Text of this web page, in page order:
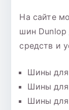
На сайте
шин Dunlop
средств и
Шины для
Шины для
Шины для